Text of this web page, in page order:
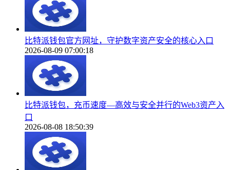
比特派钱包官方网址，守护数字资产安全的核心入口
2026-08-09 07:00:18
比特派钱包，充币速度—高效与安全并行的Web3资产入
口
2026-08-08 18:50:39